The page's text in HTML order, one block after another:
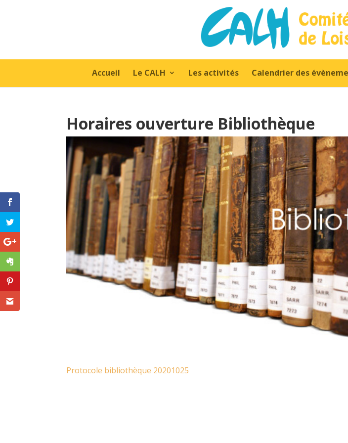
Accueil Le CALH Les activités Calendrier des
Horaires ouverture Bibliothèque
Protocole bibliothèque 20201025